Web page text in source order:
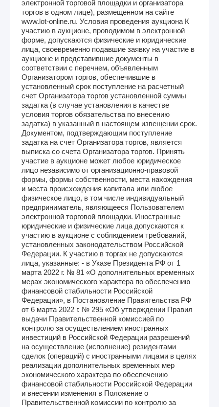
электронной торговой площадки и организатора
торгов в одном лице), размещенном на сайте
www.lot-online.ru. Условия проведения аукциона К
участию в аукционе, проводимом в электронной
форме, допускаются физические и юридические
лица, своевременно подавшие заявку на участие в
аукционе и представившие документы в
соответствии с перечнем, объявленным
Организатором торгов, обеспечившие в
установленный срок поступление на расчетный
счет Организатора торгов установленной суммы
задатка (в случае установления в качестве
условия торгов обязательства по внесению
задатка) в указанный в настоящем извещении срок.
Документом, подтверждающим поступление
задатка на счет Организатора торгов, является
выписка со счета Организатора торгов. Принять
участие в аукционе может любое юридическое
лицо независимо от организационно-правовой
формы, формы собственности, места нахождения
и места происхождения капитала или любое
физическое лицо, в том числе индивидуальный
предприниматель, являющееся Пользователем
электронной торговой площадки. Иностранные
юридические и физические лица допускаются к
участию в аукционе с соблюдением требований,
установленных законодательством Российской
Федерации. К участию в торгах не допускаются
лица, указанные: - в Указе Президента РФ от 1
марта 2022 г. № 81 «О дополнительных временных
мерах экономического характера по обеспечению
финансовой стабильности Российской
Федерации», в Постановление Правительства РФ
от 6 марта 2022 г. № 295 «Об утверждении Правил
выдачи Правительственной комиссией по
контролю за осуществлением иностранных
инвестиций в Российской Федерации разрешений
на осуществление (исполнение) резидентами
сделок (операций) с иностранными лицами в целях
реализации дополнительных временных мер
экономического характера по обеспечению
финансовой стабильности Российской Федерации
и внесении изменения в Положение о
Правительственной комиссии по контролю за